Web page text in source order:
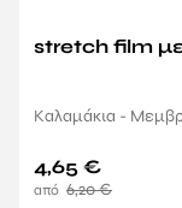
stretch film
Καλαμάκια -
6,20€
4,65 €